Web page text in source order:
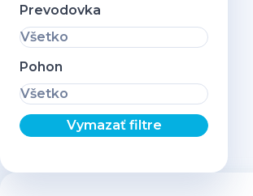
Prevodovka
Všetko
Pohon
Všetko
Vymazať filtre